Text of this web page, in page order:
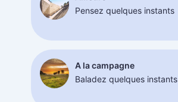
Pensez quelques instants
A la campagne
Baladez quelques instants